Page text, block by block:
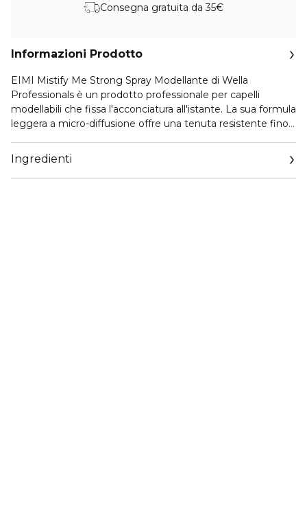
Consegna gratuita da 35€
Informazioni Prodotto
EIMI Mistify Me Strong Spray Modellante di Wella
Professionals è un prodotto professionale per capelli
modellabili che fissa l'acconciatura all'istante. La sua formula
leggera a micro-diffusione offre una tenuta resistente fino
Si prende cura dei tuoi capelli grazie alla sua formula mirata
con:
Ingredienti